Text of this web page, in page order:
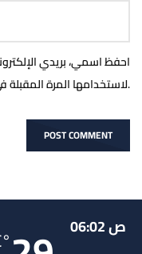
احفظ اسمي، بريدي
لاستخدامها المرة المقبلة في تعليقي.
ص 06:02 °C